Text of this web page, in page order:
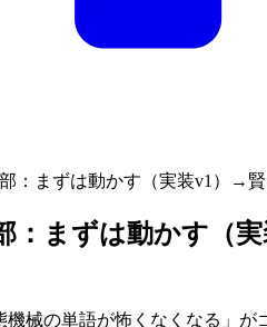
：まずは動かす（実装v1）→
：まずは動かす（
機械の単語が怖くなくなる」